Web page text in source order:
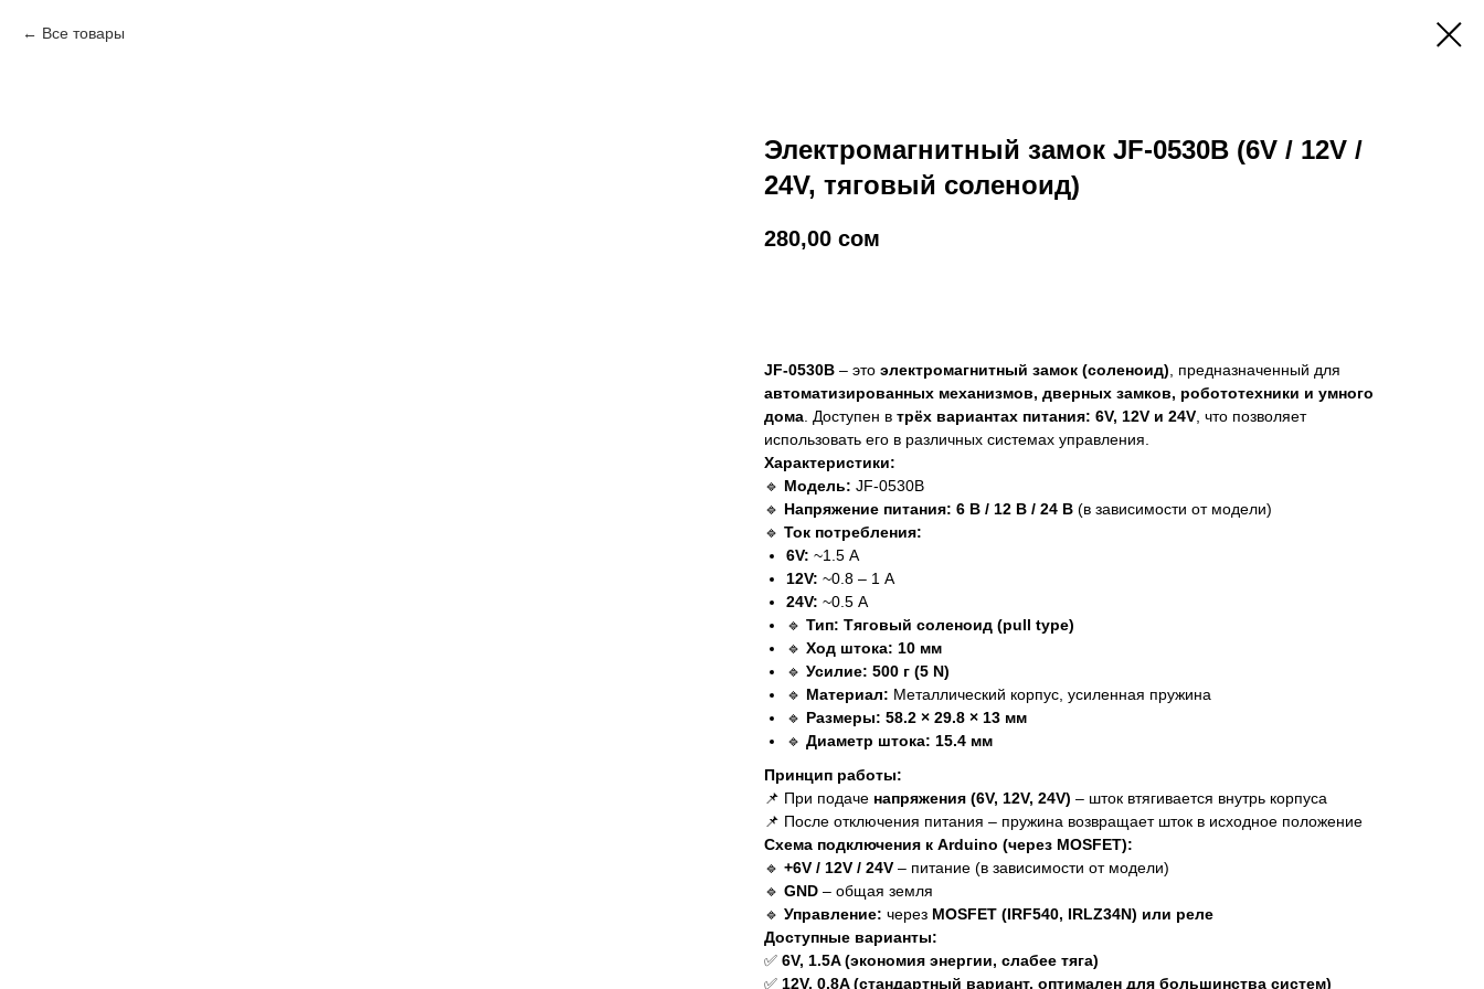
Все товары
Электромагнитный замок JF-0530B (6V / 12V /
24V, тяговый соленоид)
280,00 сом
JF-0530B – это электромагнитный замок (соленоид), предназначенный для
автоматизированных механизмов, дверных замков, робототехники и умного
дома. Доступен в трёх вариантах питания: 6V, 12V и 24V, что позволяет
использовать его в различных системах управления.
Характеристики:
🔹 Модель: JF-0530B
🔹 Напряжение питания: 6 В / 12 В / 24 В (в зависимости от модели)
🔹 Ток потребления:
6V: ~1.5 А
12V: ~0.8 – 1 А
24V: ~0.5 А
🔹 Тип: Тяговый соленоид (pull type)
🔹 Ход штока: 10 мм
🔹 Усилие: 500 г (5 N)
🔹 Материал: Металлический корпус, усиленная пружина
🔹 Размеры: 58.2 × 29.8 × 13 мм
🔹 Диаметр штока: 15.4 мм
Принцип работы:
📌 При подаче напряжения (6V, 12V, 24V) – шток втягивается внутрь корпуса
📌 После отключения питания – пружина возвращает шток в исходное положение
Схема подключения к Arduino (через MOSFET):
🔹 +6V / 12V / 24V – питание (в зависимости от модели)
🔹 GND – общая земля
🔹 Управление: через MOSFET (IRF540, IRLZ34N) или реле
Доступные варианты:
✅ 6V, 1.5A (экономия энергии, слабее тяга)
✅ 12V, 0.8A (стандартный вариант, оптимален для большинства систем)